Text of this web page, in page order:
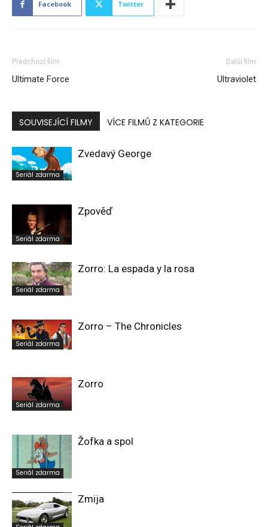
Facebook Twitter
Předchozí film
Ultimate Force
Další film
Ultraviolet
SOUVISEJÍCÍ FILMY VÍCE FILMŮ Z KATEGORIE
Seriál zdarma
Zvedavý George
Seriál zdarma
Zpověď
Seriál zdarma
Zorro: La espada y la rosa
Seriál zdarma
Zorro – The Chronicles
Seriál zdarma
Zorro
Seriál zdarma
Žofka a spol
Zmija